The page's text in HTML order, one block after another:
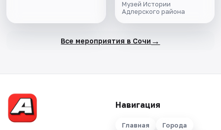
Музей Истории
Адлерского района
Все мероприятия в Сочи →
Навигация
Главная
Города